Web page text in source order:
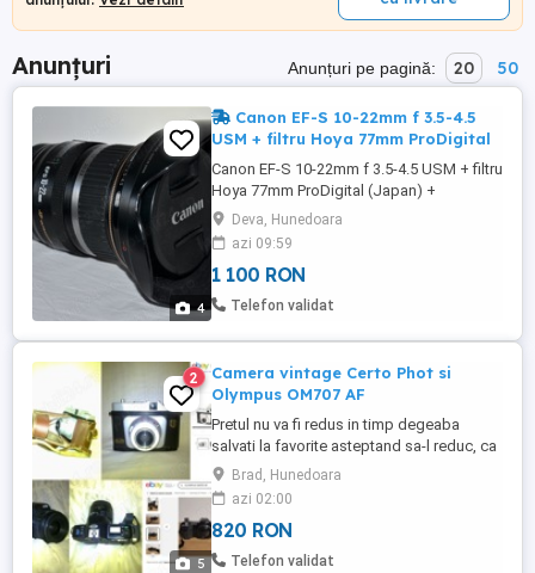
Anunțuri Anunțuri pe pagină: 20 50
4
Canon EF-S 10-22mm f 3.5-4.5
USM + filtru Hoya 77mm ProDigital
Canon EF-S 10-22mm f 3.5-4.5 USM + filtru
Hoya 77mm ProDigital (Japan) +
parasolar Canon EW-83E (Japonia),
capace la ambele capete. Obiectivul este
folosit foarte puțin, funcționează foarte
bine și are o focalizare excelentă! Pret
1100ron.Mesaje doar pe WhatAp!.
Deva, Hunedoara
azi 09:59
1 100 RON
Telefon validat
5
2
Camera vintage Certo Phot si
Olympus OM707 AF
Pretul nu va fi redus in timp degeaba
salvati la favorite asteptand sa-l reduc, ca
practic il urc treptat, dar sunt negociabile
Nu ma grabesc sa le vand deoarece sunt
bine puse la conservare Nu le trimit cu
ramburs Rog nu mai deranjati si insistati
inutil cu schimburi pentru ca oricum au
Brad, Hunedoara
azi 02:00
820 RON
Telefon validat